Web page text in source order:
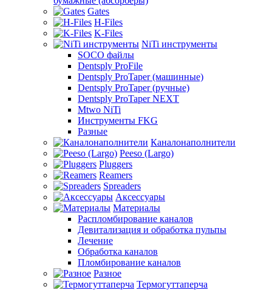
Gates
H-Files
K-Files
NiTi инструменты
SOCO файлы
Dentsply ProFile
Dentsply ProTaper (машинные)
Dentsply ProTaper (ручные)
Dentsply ProTaper NEXT
Mtwo NiTi
Инструменты FKG
Разные
Каналонаполнители
Peeso (Largo)
Pluggers
Reamers
Spreaders
Аксессуары
Материалы
Распломбирование каналов
Девитализация и обработка пульпы
Лечение
Обработка каналов
Пломбирование каналов
Разное
Термогуттаперча